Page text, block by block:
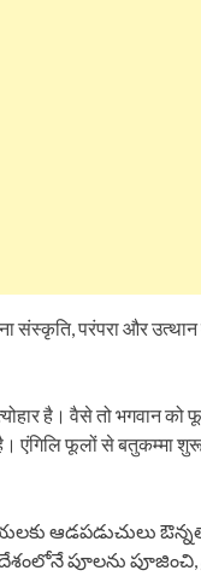
संस्कृति, परंपरा और
है। वैसे तो भगवान
एंगिलि फूलों से बतुकम्मा
ఆడపడుచులు
పూలను పూజించి,